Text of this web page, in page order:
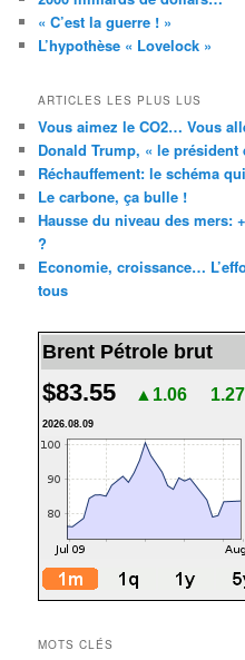
« C’est la guerre ! »
L’hypothèse « Lovelock »
ARTICLES LES PLUS LUS
Vous aimez le CO2… Vous
Donald Trump, « le
Réchauffement: le schéma
Le carbone, ça bulle !
Hausse du niveau des mers:
?
Economie, croissance…
tous
Brent Pétrole brut
$83.55 ▲1.06
2026.08.09
MOTS CLÉS